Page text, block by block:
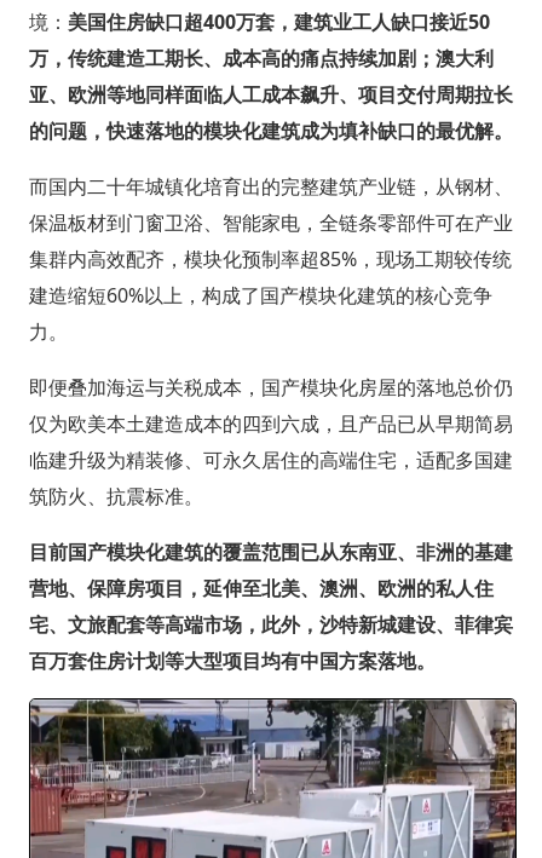
境： 美国住房缺口超400万套，建筑业工人缺口接近50
万，传统建造工期长、成本高的痛点持续加剧；澳大利
亚、欧洲等地同样面临人工成本飙升、项目交付周期拉长
的问题，快速落地的模块化建筑成为填补缺口的最优解。
而国内二十年城镇化培育出的完整建筑产业链，从钢材、
保温板材到门窗卫浴、智能家电，全链条零部件可在产业
集群内高效配齐，模块化预制率超85%，现场工期较传统
建造缩短60%以上，构成了国产模块化建筑的核心竞争
力。
即便叠加海运与关税成本，国产模块化房屋的落地总价仍
仅为欧美本土建造成本的四到六成，且产品已从早期简易
临建升级为精装修、可永久居住的高端住宅，适配多国建
筑防火、抗震标准。
目前国产模块化建筑的覆盖范围已从东南亚、非洲的基建
营地、保障房项目，延伸至北美、澳洲、欧洲的私人住
宅、文旅配套等高端市场，此外，沙特新城建设、菲律宾
百万套住房计划等大型项目均有中国方案落地。